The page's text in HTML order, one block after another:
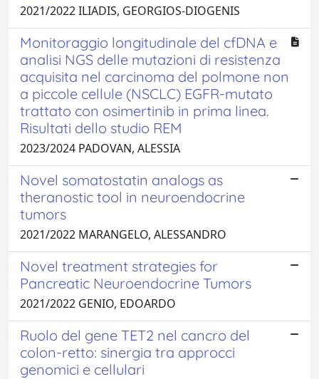
2021/2022 ILIADIS, GEORGIOS-DIOGENIS
Monitoraggio longitudinale del cfDNA e
analisi NGS delle mutazioni di resistenza
acquisita nel carcinoma del polmone non
a piccole cellule (NSCLC) EGFR-mutato
trattato con osimertinib in prima linea.
Risultati dello studio REM
2023/2024 PADOVAN, ALESSIA
Novel somatostatin analogs as
theranostic tool in neuroendocrine
tumors
2021/2022 MARANGELO, ALESSANDRO
Novel treatment strategies for
Pancreatic Neuroendocrine Tumors
2021/2022 GENIO, EDOARDO
Ruolo del gene TET2 nel cancro del
colon-retto: sinergia tra approcci
genomici e cellulari